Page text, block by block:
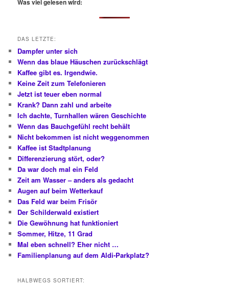
Was viel gelesen wird:
DAS LETZTE:
Dampfer unter sich
Wenn das blaue Häuschen zurückschlägt
Kaffee gibt es. Irgendwie.
Keine Zeit zum Telefonieren
Jetzt ist teuer eben normal
Krank? Dann zahl und arbeite
Ich dachte, Turnhallen wären Geschichte
Wenn das Bauchgefühl recht behält
Nicht bekommen ist nicht weggenommen
Kaffee ist Stadtplanung
Differenzierung stört, oder?
Da war doch mal ein Feld
Zeit am Wasser – anders als gedacht
Augen auf beim Wetterkauf
Das Feld war beim Frisör
Der Schilderwald existiert
Die Gewöhnung hat funktioniert
Sommer, Hitze, 11 Grad
Mal eben schnell? Eher nicht …
Familienplanung auf dem Aldi-Parkplatz?
HALBWEGS SORTIERT: